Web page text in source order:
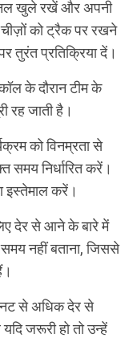
खुले रखें और अपनी
चीज़ों को ट्रैक पर रखने
तुरंत प्रतिक्रिया दें।
के दौरान टीम के
रह जाती है।
को विनम्रता से
समय निर्धारित करें।
इस्तेमाल करें।
देर से आने के बारे में
नहीं बताना, जिससे
से अधिक देर से
जरूरी हो तो उन्हें